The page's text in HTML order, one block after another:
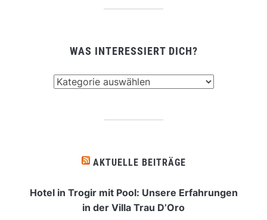
WAS INTERESSIERT DICH?
AKTUELLE BEITRÄGE
Hotel in Trogir mit Pool: Unsere Erfahrungen
in der Villa Trau D’Oro